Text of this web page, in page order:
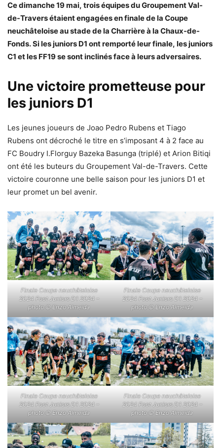
Ce dimanche 19 mai, trois équipes du Groupement Val-
de-Travers étaient engagées en finale de la Coupe
neuchâteloise au stade de la Charrière à la Chaux-de-
Fonds. Si les juniors D1 ont remporté leur finale, les juniors
C1 et les FF19 se sont inclinés face à leurs adversaires.
Une victoire prometteuse pour
les juniors D1
Les jeunes joueurs de Joao Pedro Rubens et Tiago
Rubens ont décroché le titre en s’imposant 4 à 2 face au
FC Boudry I.Florguy Bazeka Basunga (triplé) et Arion Bitiqi
ont été les buteurs du Groupement Val-de-Travers. Cette
victoire couronne une belle saison pour les juniors D1 et
leur promet un bel avenir.
Finale Coupe neuchâteloise
2024 Foot Juniors D1 2024 –
photo © Enzo Almeida
Finale Coupe neuchâteloise
2024 Foot Juniors D1 2024 –
photo © Enzo Almeida
Finale Coupe neuchâteloise
2024 Foot Juniors D1 2024 –
photo © Enzo Almeida
Finale Coupe neuchâteloise
2024 Foot Juniors D1 2024 –
photo © Enzo Almeida